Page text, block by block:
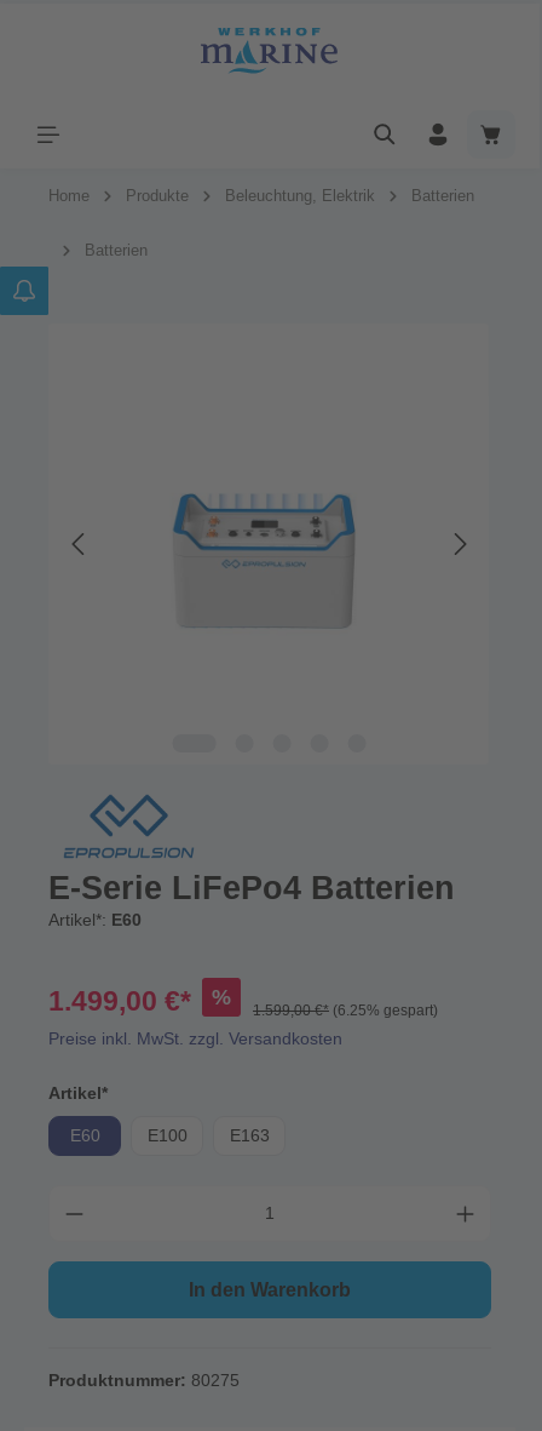
Home Produkte Beleuchtung, Elektrik Batterien
Batterien
E-Serie LiFePo4 Batterien
Artikel*: E60
1.499,00 €* %
1.599,00 €* (6.25% gespart)
Preise inkl. MwSt. zzgl. Versandkosten
Artikel*
E60 E100 E163
In den Warenkorb
Produktnummer: 80275